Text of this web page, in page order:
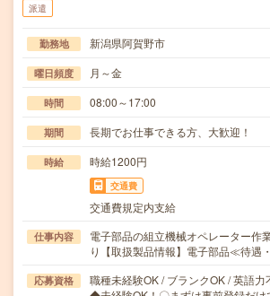
派遣
勤務地 新潟県阿賀野市
曜日頻度 月～金
時間 08:00～17:00
期間 長期でお仕事できる方、大歓迎！
時給 時給1200円
交通費
交通費規定内支給
仕事内容
電子部品の組立機械オペレーター作
り【取扱製品情報】電子部品≪待
応募資格
職種未経験OK / ブランクOK / 英語力